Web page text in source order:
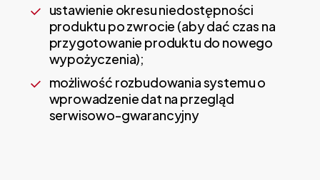
ustawienie okresu niedostępności
produktu po zwrocie (aby dać czas na
przygotowanie produktu do nowego
wypożyczenia);
możliwość rozbudowania systemu o
wprowadzenie dat na przegląd
serwisowo-gwarancyjny